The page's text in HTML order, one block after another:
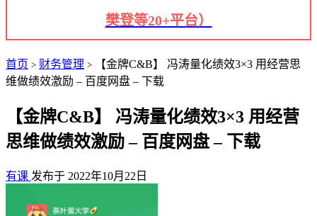
樊登等20+平台）
首页 > 财务管理 >
【金牌C&B】 冯涛量化绩效3×3 用经营思
维做绩效激励 – 百度网盘 – 下载
【金牌C&B】 冯涛量化绩效3×3 用经营
思维做绩效激励 – 百度网盘 – 下载
有课 发布于 2022年10月22日